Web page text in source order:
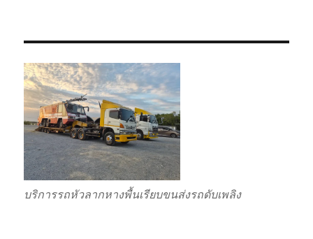
บริการรถหัวลากหางพื้นเรียบขนส่งรถดับเพลิง